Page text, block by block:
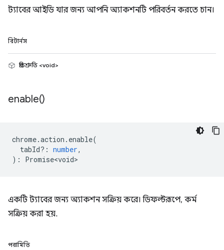
ট্যাবের আইডি যার জন্য আপনি অ্যাকশনটি পরিবর্তন করতে চান।
রিটার্নস
প্রতিশ্রুতি <void>
enable()
chrome.action . enable(
tabId? : number,
) : Promise<void>
একটি ট্যাবের জন্য অ্যাকশন সক্রিয় করে। ডিফল্টরূপে, কর্ম
সক্রিয় করা হয়.
পরামিতি